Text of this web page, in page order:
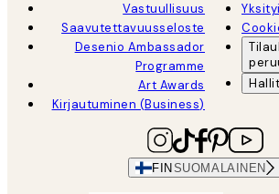
Vastuullisuus
Saavutettavuusseloste
Desenio Ambassador
Programme
Art Awards
Kirjautuminen (Business)
FIN SUOMALAINEN